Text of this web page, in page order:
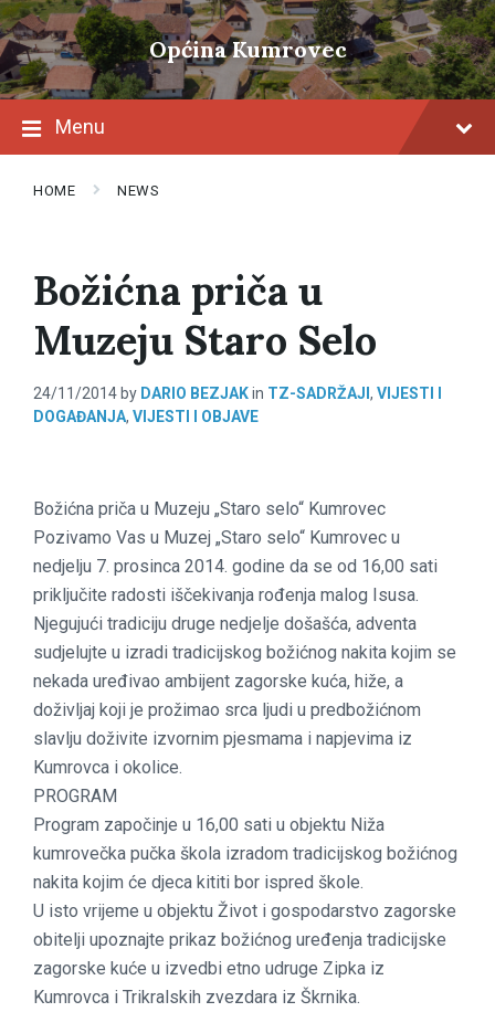
Skip
to
content
Skip
to
main
navigation
Skip
to
footer
Općina Kumrovec
Menu
HOME NEWS
Božićna priča u
Muzeju Staro Selo
24/11/2014 by DARIO BEZJAKin TZ-SADRŽAJI , VIJESTI I
DOGAĐANJA, VIJESTI I OBJAVE
Božićna priča u Muzeju „Staro selo“ Kumrovec
Pozivamo Vas u Muzej „Staro selo“ Kumrovec u
nedjelju 7. prosinca 2014. godine da se od 16,00 sati
priključite radosti iščekivanja rođenja malog Isusa.
Njegujući tradiciju druge nedjelje došašća, adventa
sudjelujte u izradi tradicijskog božićnog nakita kojim se
nekada uređivao ambijent zagorske kuća, hiže, a
doživljaj koji je prožimao srca ljudi u predbožićnom
slavlju doživite izvornim pjesmama i napjevima iz
Kumrovca i okolice.
PROGRAM
Program započinje u 16,00 sati u objektu Niža
kumrovečka pučka škola izradom tradicijskog božićnog
nakita kojim će djeca kititi bor ispred škole.
U isto vrijeme u objektu Život i gospodarstvo zagorske
obitelji upoznajte prikaz božićnog uređenja tradicijske
zagorske kuće u izvedbi etno udruge Zipka iz
Kumrovca i Trikralskih zvezdara iz Škrnika.